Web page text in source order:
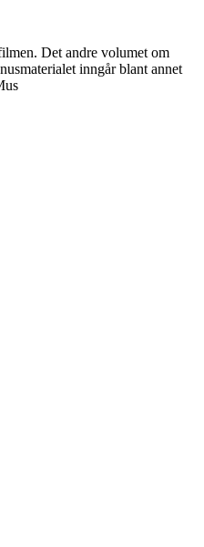
Det andre volumet om
inngår blant annet